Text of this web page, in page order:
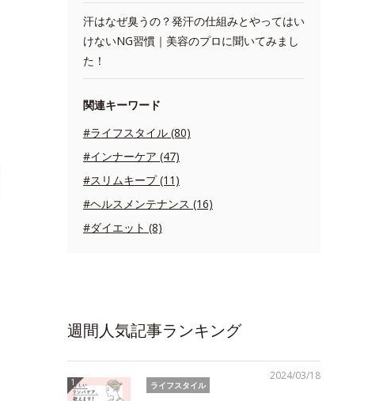
汗はなぜ臭うの？発汗の仕組みとやってはい
けないNG習慣｜美容のプロに聞いてみまし
た！
関連キーワード
#ライフスタイル (80)
#インナーケア (47)
#スリムキープ (11)
#ヘルスメンテナンス (16)
#ダイエット (8)
週間人気記事ランキング
2024/03/18
ライフスタイル